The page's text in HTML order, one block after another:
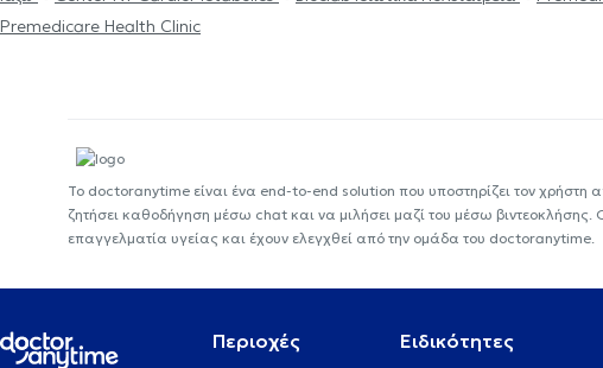
Premedicare Health Clinic
Το doctoranytime είναι ένα end-to-end solution που υποστηρίζει τον χρήστη
ζητήσει καθοδήγηση μέσω chat και να μιλήσει μαζί του μέσω
επαγγελματία υγείας και έχουν ελεγχθεί από την ομάδα του doctoranytime.
Περιοχές Ειδικότητες